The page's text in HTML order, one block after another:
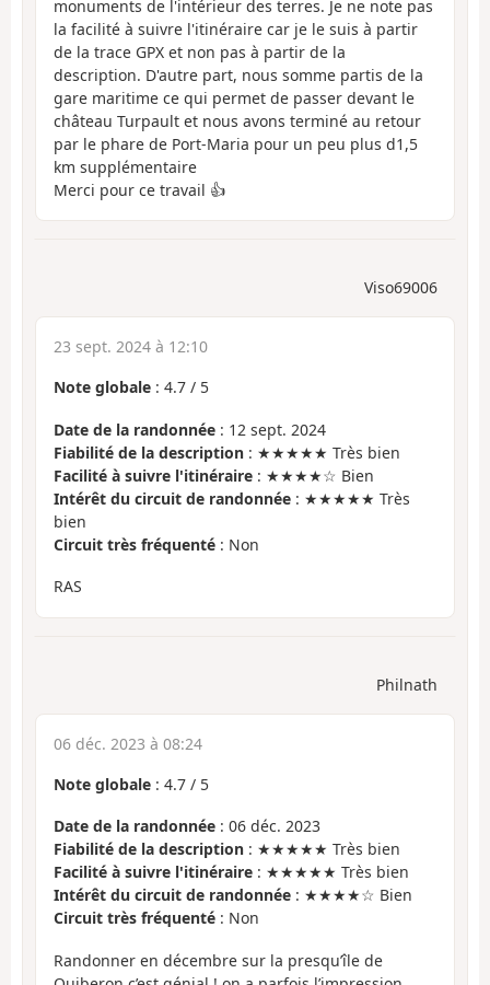
monuments de l'intérieur des terres. Je ne note pas
la facilité à suivre l'itinéraire car je le suis à partir
de la trace GPX et non pas à partir de la
description. D'autre part, nous somme partis de la
gare maritime ce qui permet de passer devant le
château Turpault et nous avons terminé au retour
par le phare de Port-Maria pour un peu plus d1,5
km supplémentaire
Merci pour ce travail 👍
Viso69006
23 sept. 2024 à 12:10
Note globale : 4.7 / 5
Date de la randonnée : 12 sept. 2024
Fiabilité de la description : ★★★★★ Très bien
Facilité à suivre l'itinéraire : ★★★★☆ Bien
Intérêt du circuit de randonnée : ★★★★★ Très
bien
Circuit très fréquenté : Non
RAS
Philnath
06 déc. 2023 à 08:24
Note globale : 4.7 / 5
Date de la randonnée : 06 déc. 2023
Fiabilité de la description : ★★★★★ Très bien
Facilité à suivre l'itinéraire : ★★★★★ Très bien
Intérêt du circuit de randonnée : ★★★★☆ Bien
Circuit très fréquenté : Non
Randonner en décembre sur la presqu’île de